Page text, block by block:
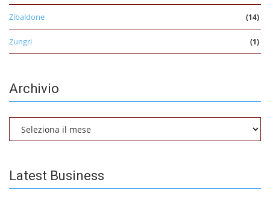
Zibaldone (14)
Zungri (1)
Archivio
Latest Business